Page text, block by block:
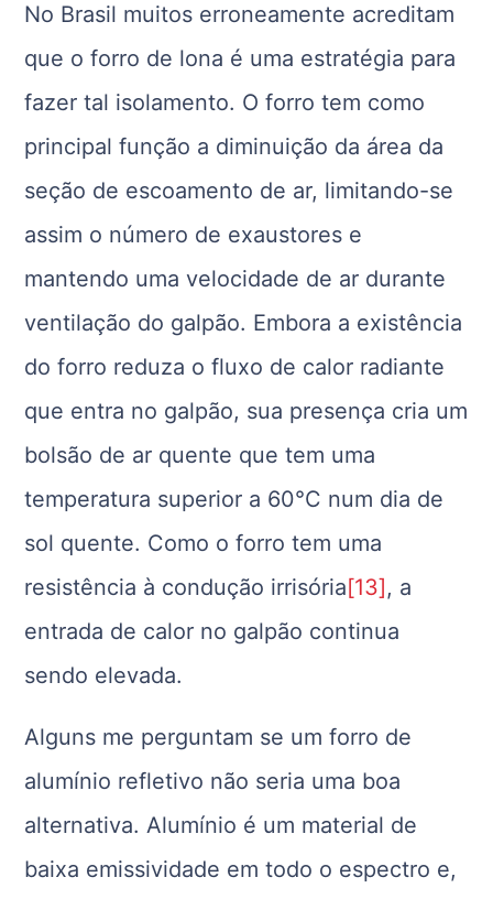
No Brasil muitos erroneamente acreditam
que o forro de lona é uma estratégia para
fazer tal isolamento. O forro tem como
principal função a diminuição da área da
seção de escoamento de ar, limitando-se
assim o número de exaustores e
mantendo uma velocidade de ar durante
ventilação do galpão. Embora a existência
do forro reduza o fluxo de calor radiante
que entra no galpão, sua presença cria um
bolsão de ar quente que tem uma
temperatura superior a 60°C num dia de
sol quente. Como o forro tem uma
resistência à condução irrisória[13], a
entrada de calor no galpão continua
sendo elevada.
Alguns me perguntam se um forro de
alumínio refletivo não seria uma boa
alternativa. Alumínio é um material de
baixa emissividade em todo o espectro e,